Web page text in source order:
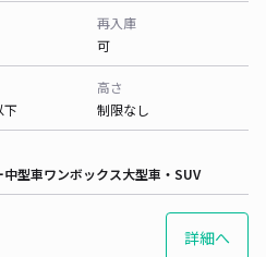
再入庫
可
下
高さ
制限なし
中型車ワンボックス大型車・SUV
詳細へ